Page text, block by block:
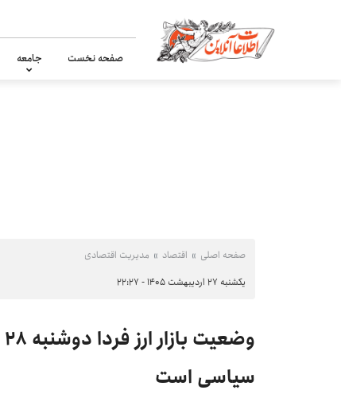
صفحه نخست جامعه
صفحه اصلی اقتصاد مدیریت اقتصادی
یکشنبه ۲۷ اردیبهشت ۱۴۰۵ - ۲۲:۲۷
سیاسی است